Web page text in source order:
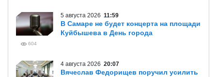
5 августа 2026 11:59
В Самаре не будет концерта на площади
Куйбышева в День города
604
4 августа 2026 20:07
Вячеслав Федорищев поручил усилить